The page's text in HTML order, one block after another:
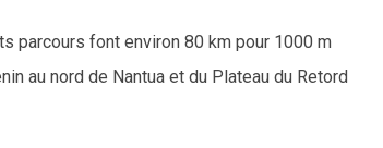
parcours font environ 80 km pour 1000 m
au nord de Nantua et du Plateau du Retord